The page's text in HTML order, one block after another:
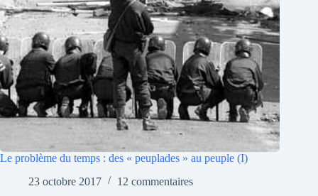
Le problème du temps : des « peuplades » au peuple (I)
23 octobre 2017
12 commentaires